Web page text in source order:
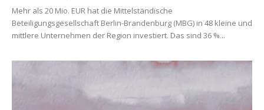
Mehr als 20 Mio. EUR hat die Mittelständische
Beteiligungsgesellschaft Berlin-Brandenburg (MBG) in 48 kleine und
mittlere Unternehmen der Region investiert. Das sind 36 %...